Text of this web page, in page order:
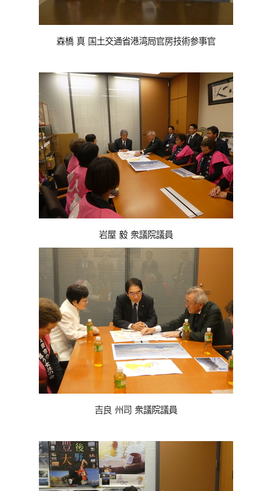
森橋 真 国土交通省港湾局官房技術参事官
岩屋 毅 衆議院議員
吉良 州司 衆議院議員